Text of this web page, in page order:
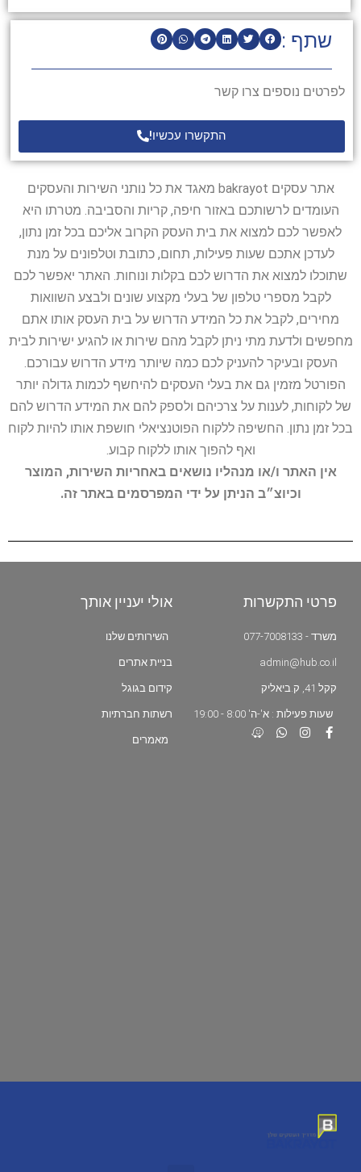
שתף :
לפרטים נוספים צרו קשר
התקשרו עכשיו!
אתר עסקים bakrayot מאגד את כל נותני השירות והעסקים
העומדים לרשותכם באזור חיפה, קריות והסביבה. מטרתו היא
לאפשר לכם למצוא את בית העסק הקרוב אליכם בכל זמן נתון,
לעדכן אתכם שעות פעילות, תחום, כתובת וטלפונים על מנת
שתוכלו למצוא את הדרוש לכם בקלות ונוחות. האתר יאפשר לכם
לקבל מספרי טלפון של בעלי מקצוע שונים ולבצע השוואות
מחירים, לקבל את כל המידע הדרוש על בית העסק אותו אתם
מחפשים ולדעת מתי ניתן לקבל מהם שירות או להגיע ישירות לבית
העסק ובעיקר להעניק לכם כמה שיותר מידע הדרוש עבורכם.
הפורטל מזמין גם את בעלי העסקים להיחשף לכמות גדולה יותר
של לקוחות, לענות על צרכיהם ולספק להם את המידע הדרוש להם
בכל זמן נתון. החשיפה ללקוח הפוטנציאלי חושפת אותו להיות לקוח
ואף להפוך אותו ללקוח קבוע.
אין האתר ו/או מנהליו נושאים באחריות השירות, המוצר
וכיוצ״ב הניתן על ידי המפרסמים באתר זה.
פרטי התקשרות
משרד - 077-7008133
admin@hub.co.il
קקל 41, ק.ביאליק
שעות פעילות : א'-ה' 8:00 - 19:00
אולי יעניין אותך
השירותים שלנו
בניית אתרים
קידום בגוגל
רשתות חברתיות
מאמרים